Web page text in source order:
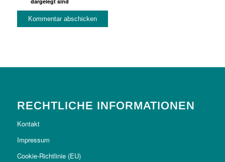
RECHTLICHE INFORMATIONEN
Kontakt
Impressum
Cookie-Richtlinie (EU)